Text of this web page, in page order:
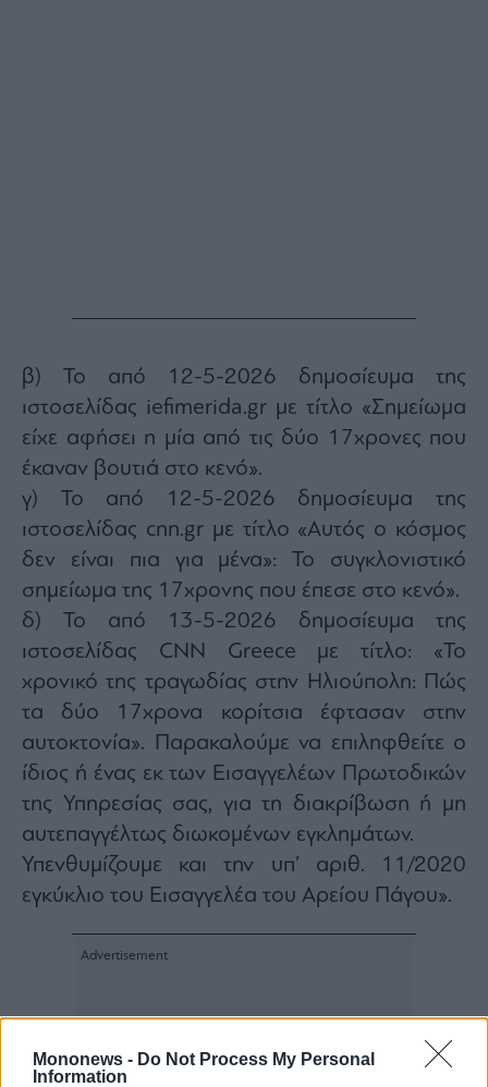
Mononews - Do Not Process My Personal
Information
β) Το από 12-5-2026 δημοσίευμα της
ιστοσελίδας iefimerida.gr με τίτλο «Σημείωμα
είχε αφήσει η μία από τις δύο 17χρονες που
έκαναν βουτιά στο κενό».
γ) Το από 12-5-2026 δημοσίευμα της
ιστοσελίδας cnn.gr με τίτλο «Αυτός ο κόσμος
δεν είναι πια για μένα»: Το συγκλονιστικό
σημείωμα της 17χρονης που έπεσε στο κενό».
δ) Το από 13-5-2026 δημοσίευμα της
ιστοσελίδας CNN Greece με τίτλο: «Το
χρονικό της τραγωδίας στην Ηλιούπολη: Πώς
τα δύο 17χρονα κορίτσια έφτασαν στην
αυτοκτονία». Παρακαλούμε να επιληφθείτε ο
ίδιος ή ένας εκ των Εισαγγελέων Πρωτοδικών
της Υπηρεσίας σας, για τη διακρίβωση ή μη
αυτεπαγγέλτως διωκομένων εγκλημάτων.
Υπενθυμίζουμε και την υπ’ αριθ. 11/2020
εγκύκλιο του Εισαγγελέα του Αρείου Πάγου».